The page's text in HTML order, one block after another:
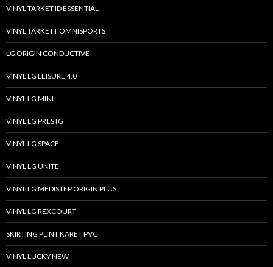
VINYL TARKET ID ESSENTIAL
VINYL TARKETT OMNISPORTS
LG ORIGIN CONDUCTIVE
VINYL LG LEISURE 4.0
VINYL LG MINI
VINYL LG PRESTG
VINYL LG SPACE
VINYL LG UNITE
VINYL LG MEDISTEP ORIGIN PLUS
VINYL LG REXCOURT
SKIRTING PLINT KARET PVC
VINYL LUCKY NEW